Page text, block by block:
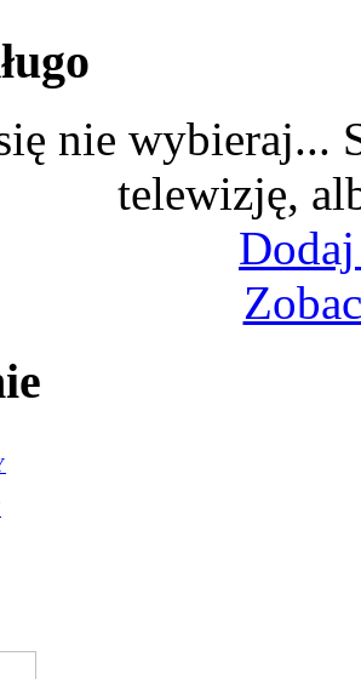
nie wybieraj...
telewizję,